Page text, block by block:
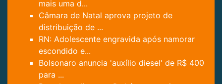
mais uma d...
Câmara de Natal aprova projeto de
distribuição de ...
RN: Adolescente engravida após namorar
escondido e...
Bolsonaro anuncia 'auxílio diesel' de R$ 400
para ...